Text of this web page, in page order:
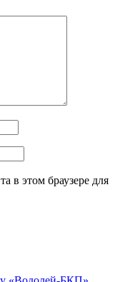
в этом браузере для